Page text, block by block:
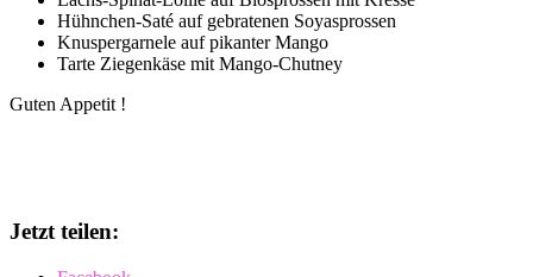
Hühnchen-Saté auf gebratenen Soyasprossen
Knuspergarnele auf pikanter Mango
Tarte Ziegenkäse mit Mango-Chutney
Guten Appetit !
Jetzt teilen: